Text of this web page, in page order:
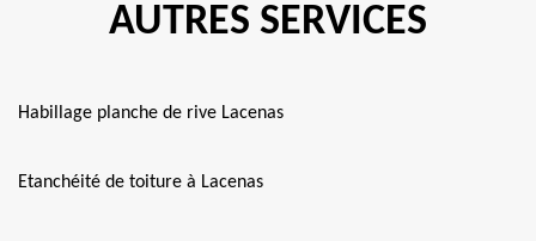
AUTRES SERVICES
Habillage planche de rive Lacenas
Etanchéité de toiture à Lacenas